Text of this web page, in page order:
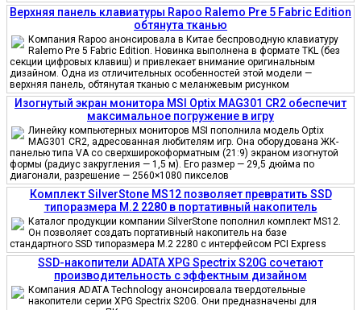
Верхняя панель клавиатуры Rapoo Ralemo Pre 5 Fabric Edition
обтянута тканью
Компания Rapoo анонсировала в Китае беспроводную клавиатуру
Ralemo Pre 5 Fabric Edition. Новинка выполнена в формате TKL (без
секции цифровых клавиш) и привлекает внимание оригинальным
дизайном. Одна из отличительных особенностей этой модели —
верхняя панель, обтянутая тканью с меланжевым рисунком
Изогнутый экран монитора MSI Optix MAG301 CR2 обеспечит
максимальное погружение в игру
Линейку компьютерных мониторов MSI пополнила модель Optix
MAG301 CR2, адресованная любителям игр. Она оборудована ЖК-
панелью типа VA со сверхширокоформатным (21:9) экраном изогнутой
формы (радиус закругления — 1,5 м). Его размер — 29,5 дюйма по
диагонали, разрешение — 2560×1080 пикселов
Комплект SilverStone MS12 позволяет превратить SSD
типоразмера M.2 2280 в портативный накопитель
Каталог продукции компании SilverStone пополнил комплект MS12.
Он позволяет создать портативный накопитель на базе
стандартного SSD типоразмера M.2 2280 с интерфейсом PCI Express
SSD-накопители ADATA XPG Spectrix S20G сочетают
производительность с эффектным дизайном
Компания ADATA Technology анонсировала твердотельные
накопители серии XPG Spectrix S20G. Они предназначены для